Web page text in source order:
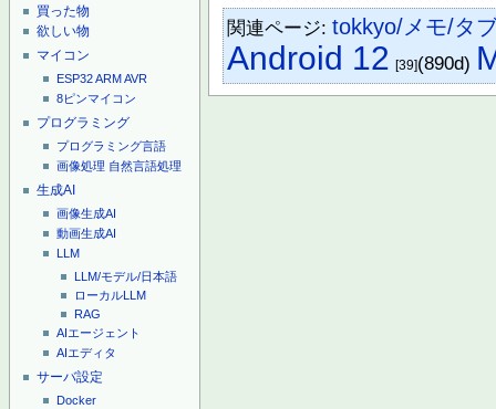
買った物
欲しい物
マイコン
ESP32ARMAVR
8ピンマイコン
プログラミング
プログラミング言語
画像処理 自然言語処理
生成AI
画像生成AI
動画生成AI
LLM
LLM/モデル/日本語
ローカルLLM
RAG
AIエージェント
AIエディタ
サーバ設定
Docker
関連ページ:tokkyo/メモ/タ
Android 12 [39](890d)